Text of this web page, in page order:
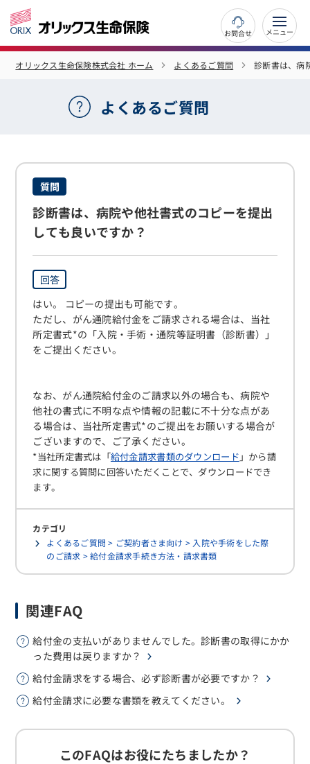
お問合せ
オリックス生命保険株式会社 ホーム よくあるご質問 診断書は、病
よくあるご質問
質問
診断書は、病院や他社書式のコピーを提出
しても良いですか？
回答
はい。 コピーの提出も可能です。
ただし、がん通院給付金をご請求される場合は、当社
所定書式*の「入院・手術・通院等証明書（診断書）」
をご提出ください。
なお、がん通院給付金のご請求以外の場合も、病院や
他社の書式に不明な点や情報の記載に不十分な点があ
る場合は、当社所定書式*のご提出をお願いする場合が
ございますので、ご了承ください。
*当社所定書式は「給付金請求書類のダウンロード 」から請
求に関する質問に回答いただくことで、ダウンロードでき
ます。
カテゴリ
よくあるご質問 > ご契約者さま向け > 入院や手術をした際
のご請求 > 給付金請求手続き方法・請求書類
関連FAQ
給付金の支払いがありませんでした。診断書の取得にかか
った費用は戻りますか？
給付金請求をする場合、必ず診断書が必要ですか？
給付金請求に必要な書類を教えてください。
このFAQはお役にたちましたか？